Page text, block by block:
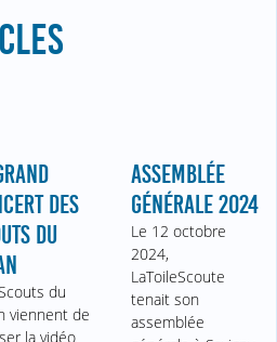
DES
DU
du
viennent de
la vidéo
ASSEMBLÉE
GÉNÉRALE 2024
Le 12 octobre
2024,
LaToileScoute
tenait son
assemblée